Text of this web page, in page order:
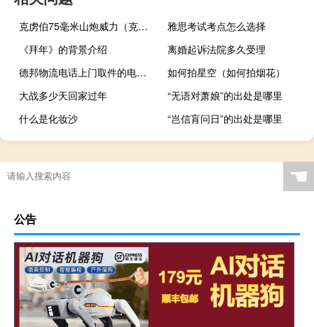
克虏伯75毫米山炮威力（克虏伯75毫米山炮）
雅思考试考点怎么选择
《拜年》的背景介绍
离婚起诉法院多久受理
德邦物流电话上门取件的电话（德邦物流电话上门取件）
如何拍星空（如何拍烟花）
大战多少天回家过年
“无语对萧娘”的出处是哪里
什么是化妆沙
“岂信肓问日”的出处是哪里
☚
公告